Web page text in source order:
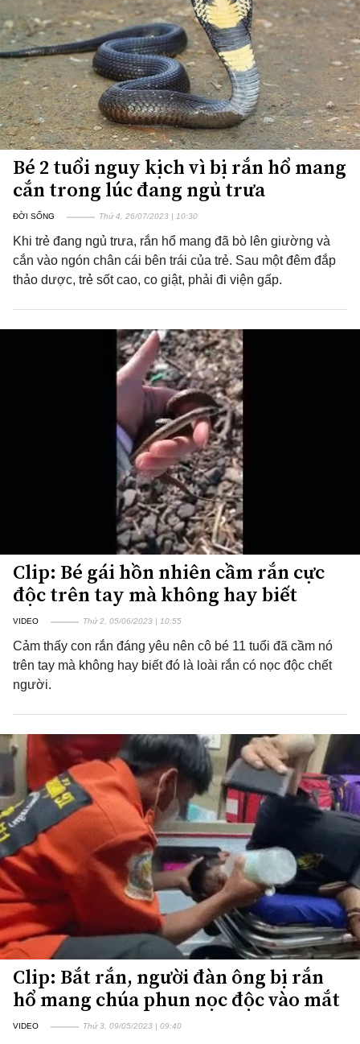
Bé 2 tuổi nguy kịch vì bị rắn hổ mang
cắn trong lúc đang ngủ trưa
ĐỜI SỐNG Thứ 4, 26/07/2023 | 10:30
Khi trẻ đang ngủ trưa, rắn hổ mang đã bò lên giường và
cắn vào ngón chân cái bên trái của trẻ. Sau một đêm đắp
thảo dược, trẻ sốt cao, co giật, phải đi viện gấp.
Clip: Bé gái hồn nhiên cầm rắn cực
độc trên tay mà không hay biết
VIDEO Thứ 2, 05/06/2023 | 10:55
Cảm thấy con rắn đáng yêu nên cô bé 11 tuổi đã cầm nó
trên tay mà không hay biết đó là loài rắn có nọc độc chết
người.
Clip: Bắt rắn, người đàn ông bị rắn
hổ mang chúa phun nọc độc vào mắt
VIDEO Thứ 3, 09/05/2023 | 09:40